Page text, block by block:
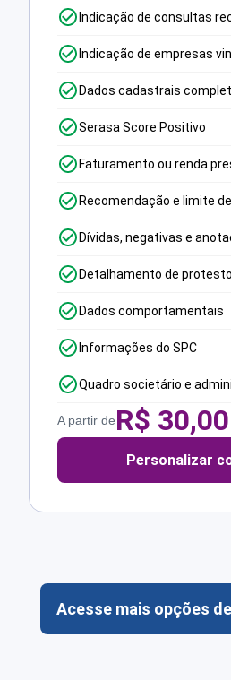
Indicação de consultas
Indicação de empresas
Dados cadastrais
Serasa Score Positivo
Faturamento ou renda
Recomendação e limite
Dívidas, negativas e
Detalhamento de
Dados comportamentais
Informações do SPC
Quadro societário e
A partir deR$ 30,00
Personalizar
Acesse mais opções